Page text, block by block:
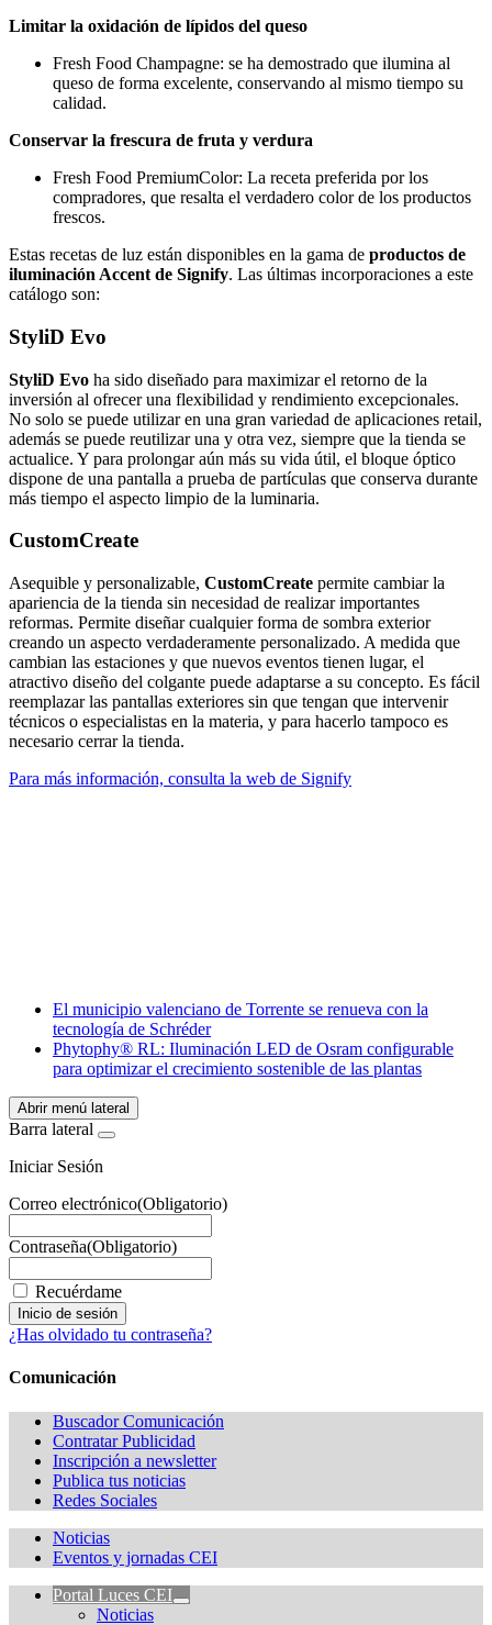
Limitar la oxidación de lípidos del queso
Fresh Food Champagne: se ha demostrado que ilumina al
queso de forma excelente, conservando al mismo tiempo su
calidad.
Conservar la frescura de fruta y verdura
Fresh Food PremiumColor: La receta preferida por los
compradores, que resalta el verdadero color de los productos
frescos.
Estas recetas de luz están disponibles en la gama de productos de
iluminación Accent de Signify. Las últimas incorporaciones a este
catálogo son:
StyliD Evo
StyliD Evo ha sido diseñado para maximizar el retorno de la
inversión al ofrecer una flexibilidad y rendimiento excepcionales.
No solo se puede utilizar en una gran variedad de aplicaciones retail,
además se puede reutilizar una y otra vez, siempre que la tienda se
actualice. Y para prolongar aún más su vida útil, el bloque óptico
dispone de una pantalla a prueba de partículas que conserva durante
más tiempo el aspecto limpio de la luminaria.
CustomCreate
Asequible y personalizable, CustomCreate permite cambiar la
apariencia de la tienda sin necesidad de realizar importantes
reformas. Permite diseñar cualquier forma de sombra exterior
creando un aspecto verdaderamente personalizado. A medida que
cambian las estaciones y que nuevos eventos tienen lugar, el
atractivo diseño del colgante puede adaptarse a su concepto. Es fácil
reemplazar las pantallas exteriores sin que tengan que intervenir
técnicos o especialistas en la materia, y para hacerlo tampoco es
necesario cerrar la tienda.
Para más información, consulta la web de Signify
WhatsApp
El municipio valenciano de Torrente se renueva con la
tecnología de Schréder
Phytophy® RL: Iluminación LED de Osram configurable
para optimizar el crecimiento sostenible de las plantas
Abrir menú lateral
Barra lateral
Iniciar Sesión
Correo electrónico(Obligatorio)
Contraseña(Obligatorio)
Recuérdame
¿Has olvidado tu contraseña?
Comunicación
Buscador Comunicación
Contratar Publicidad
Inscripción a newsletter
Publica tus noticias
Redes Sociales
Noticias
Eventos y jornadas CEI
Portal Luces CEI
Noticias